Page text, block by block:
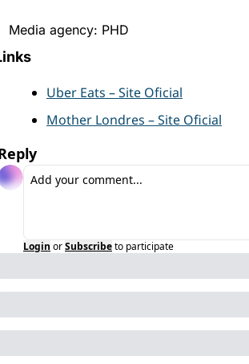
Media agency: PHD
Uber Eats – Site Oficial
Mother Londres – Site Oficial
Login orSubscribeto participate